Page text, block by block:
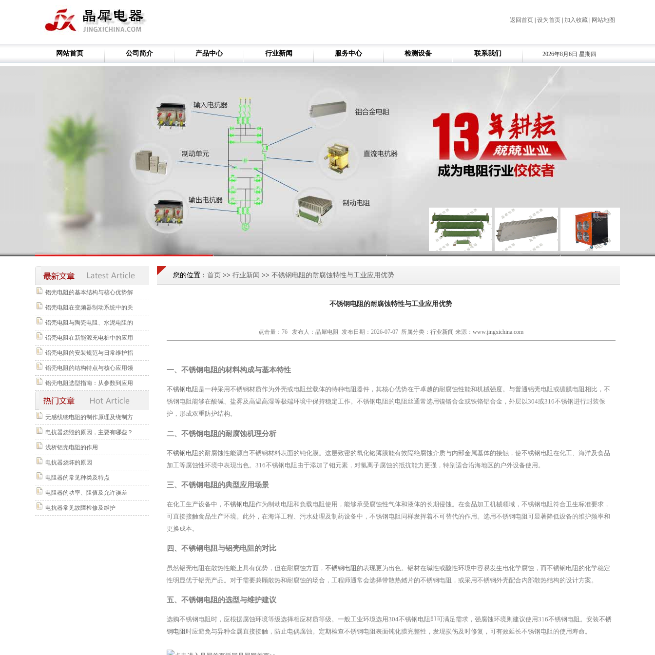
返回首页 设为首页 加入收藏 网站地图
网站首页 公司简介 产品中心 行业新闻 服务中心 检测设备 联系我们 2026年8月6日 星期四
铝壳电阻的基本结构与核心优势解
铝壳电阻在变频器制动系统中的关
铝壳电阻与陶瓷电阻、水泥电阻的
铝壳电阻在新能源充电桩中的应用
铝壳电阻的安装规范与日常维护指
铝壳电阻的结构特点与核心应用领
铝壳电阻选型指南：从参数到应用
无感线绕电阻的制作原理及绕制方
电抗器烧毁的原因，主要有哪些？
浅析铝壳电阻的作用
电抗器烧坏的原因
电阻器的常见种类及特点
电阻器的功率、阻值及允许误差
电抗器常见故障检修及维护
您的位置： 首页 >> 行业新闻 >> 不锈钢电阻的耐腐蚀特性与工业应用优势
不锈钢电阻的耐腐蚀特性与工业应用优势
点击量：76 发布人：晶犀电阻 发布日期：2026-07-07 所属分类： 行业新闻 来源： www.jingxichina.com
一、不锈钢电阻的材料构成与基本特性
不锈钢电阻 是一种采用不锈钢材质作为外壳或电阻丝载体的特种电阻器件，其核心优势在于卓越的耐腐蚀性能和机械强度。与普通铝壳电阻或碳膜电阻相比，不
锈钢电阻能够在酸碱、盐雾及高温高湿等极端环境中保持稳定工作。不锈钢电阻的电阻丝通常选用镍铬合金或铁铬铝合金，外层以304或316不锈钢进行封装保
护，形成双重防护结构。
二、不锈钢电阻的耐腐蚀机理分析
不锈钢电阻 的耐腐蚀性能源自不锈钢材料表面的钝化膜。这层致密的氧化铬薄膜能有效隔绝腐蚀介质与内部金属基体的接触，使不锈钢电阻在化工、海洋及食品
加工等腐蚀性环境中表现出色。316不锈钢电阻由于添加了钼元素，对氯离子腐蚀的抵抗能力更强，特别适合沿海地区的户外设备使用。
三、不锈钢电阻的典型应用场景
在化工生产设备中， 不锈钢电阻 作为制动电阻和负载电阻使用，能够承受腐蚀性气体和液体的长期侵蚀。在食品加工机械领域，不锈钢电阻符合卫生标准要求，
可直接接触食品生产环境。此外，在海洋工程、污水处理及制药设备中，不锈钢电阻同样发挥着不可替代的作用。选用不锈钢电阻可显著降低设备的维护频率和
更换成本。
四、不锈钢电阻与铝壳电阻的对比
虽然铝壳电阻在散热性能上具有优势，但在耐腐蚀方面， 不锈钢电阻 的表现更为出色。铝材在碱性或酸性环境中容易发生电化学腐蚀，而不锈钢电阻的化学稳定
性明显优于铝壳产品。对于需要兼顾散热和耐腐蚀的场合，工程师通常会选择带散热鳍片的不锈钢电阻，或采用不锈钢外壳配合内部散热结构的设计方案。
五、不锈钢电阻的选型与维护建议
选购不锈钢电阻时，应根据腐蚀环境等级选择相应材质等级。一般工业环境选用304不锈钢电阻即可满足需求，强腐蚀环境则建议使用316不锈钢电阻。安装不锈
钢电阻 时应避免与异种金属直接接触，防止电偶腐蚀。定期检查不锈钢电阻表面钝化膜完整性，发现损伤及时修复，可有效延长不锈钢电阻的使用寿命。